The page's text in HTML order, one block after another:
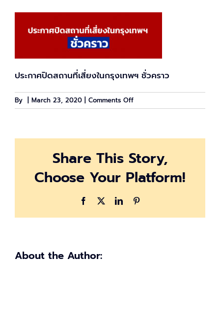
ประกาศปิดสถานที่เสี่ยงในกรุงเทพฯ ชั่วคราว
By March 23, 2020 Comments Offon
annonce_shutdown_bkk
Share This Story,
Choose Your Platform!
Facebook LinkedIn
About the Author: